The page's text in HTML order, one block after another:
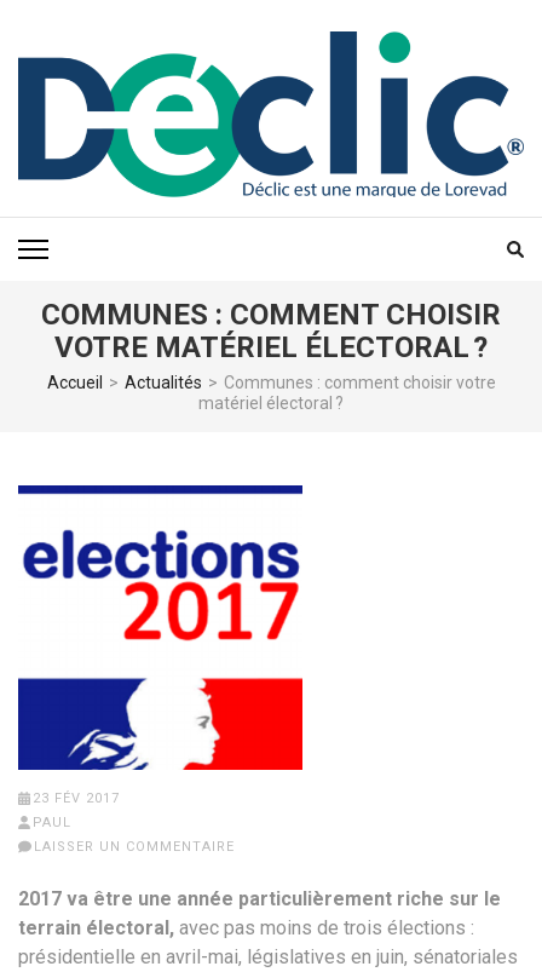
COMMUNES : COMMENT CHOISIR
VOTRE MATÉRIEL ÉLECTORAL ?
Accueil > Actualités > Communes : comment choisir votre
matériel électoral ?
23 FÉV 2017
PAUL
LAISSER UN COMMENTAIRE
2017 va être une année particulièrement riche sur le
terrain électoral, avec pas moins de trois élections :
présidentielle en avril-mai, législatives en juin, sénatoriales